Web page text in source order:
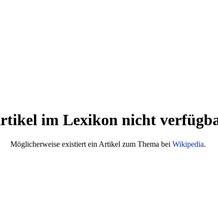
im Lexikon nicht
Möglicherweise existiert ein Artikel zum Thema bei Wikipedia.